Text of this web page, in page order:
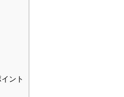
ント